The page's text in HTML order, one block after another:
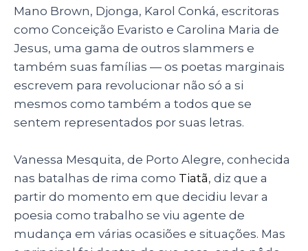
Mano Brown, Djonga, Karol Conká, escritoras
como Conceição Evaristo e Carolina Maria de
Jesus, uma gama de outros slammers e
também suas famílias — os poetas marginais
escrevem para revolucionar não só a si
mesmos como também a todos que se
sentem representados por suas letras.
Vanessa Mesquita, de Porto Alegre, conhecida
nas batalhas de rima como Tiatã, diz que a
partir do momento em que decidiu levar a
poesia como trabalho se viu agente de
mudança em várias ocasiões e situações. Mas